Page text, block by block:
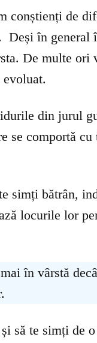
conștienți de
Deși în general
De multe ori
din jurul
se comportă
simți bătrân,
locurile lor
în vârstă
să te simți de